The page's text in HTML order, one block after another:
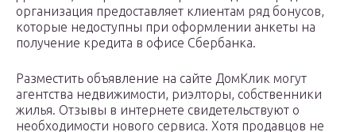
организация предоставляет клиентам ряд бонусов,
которые недоступны при оформлении анкеты на
получение кредита в офисе Сбербанка.
Разместить объявление на сайте ДомКлик могут
агентства недвижимости, риэлторы, собственники
жилья. Отзывы в интернете свидетельствуют о
необходимости нового сервиса. Хотя продавцов не